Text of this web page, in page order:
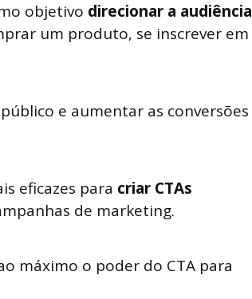
objetivo direcionar a audiência
um produto, se inscrever em
e aumentar as conversões
eficazes para criar CTAs
de marketing.
máximo o poder do CTA para